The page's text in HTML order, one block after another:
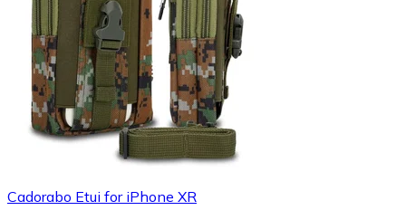
Cadorabo Etui for iPhone XR